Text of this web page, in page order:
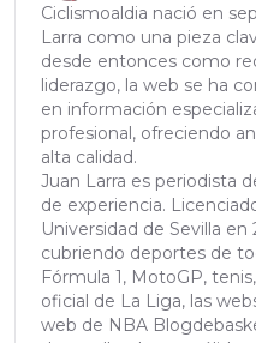
Ciclismoaldia nació en
Larra como una pieza
desde entonces como
liderazgo, la web se ha
en información
profesional, ofreciendo
alta calidad.
Juan Larra es periodista
de experiencia.
Universidad de Sevilla
cubriendo deportes de
Fórmula 1, MotoGP,
oficial de La Liga, las
web de NBA